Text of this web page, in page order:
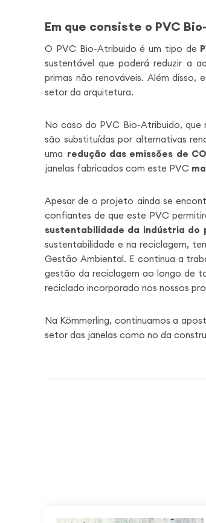
Em que consiste o PVC
O PVC Bio-Atribuido é um tipo de
sustentável que poderá reduzir a
primas não renováveis. Além
setor da arquitetura.
No caso do PVC Bio-Atribuido, que
são substituídas por alternativas
uma redução das emissões de
janelas fabricados com este PVC
Apesar de o projeto ainda se
confiantes de que este PVC
sustentabilidade da indústria do
sustentabilidade e na reciclagem,
Gestão Ambiental. E continua a
gestão da reciclagem ao longo de
reciclado incorporado nos nossos
Na Kömmerling, continuamos a
setor das janelas como no da